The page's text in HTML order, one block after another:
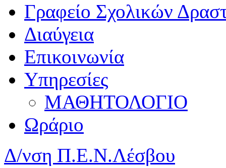
Γραφείο Σχολικών
Διαύγεια
Επικοινωνία
Υπηρεσίες
ΜΑΘΗΤΟΛΟΓΙΟ
Ωράριο
Δ/νση Π.Ε.Ν.Λέσβου